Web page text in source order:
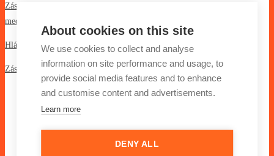
About cookies on this site
We use cookies to collect and analyse
information on site performance and usage, to
provide social media features and to enhance
and customise content and advertisements.
Learn more
DENY ALL
Zásady ochrany osobních údajů společnosti Teva pro farmakovigilanci,
medicínske dotazy a hlášení týkající se kvality produktů
Hlášení nežádoucích účinků
Zásady používaní cookies
Kontakt